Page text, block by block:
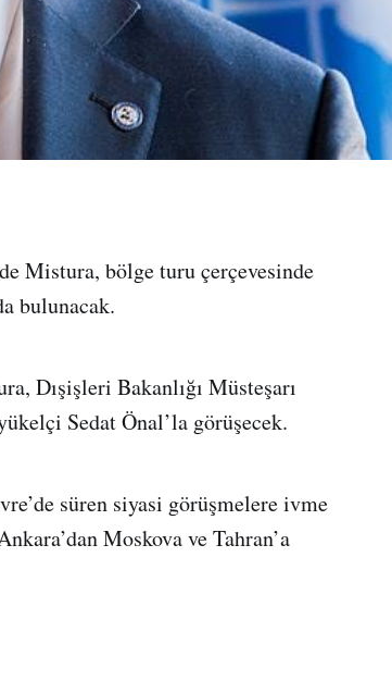
Mistura, bölge turu çerçevesinde
bulunacak.
Dışişleri Bakanlığı Müsteşarı
Sedat Önal’la görüşecek.
süren siyasi görüşmelere ivme
Moskova ve Tahran’a